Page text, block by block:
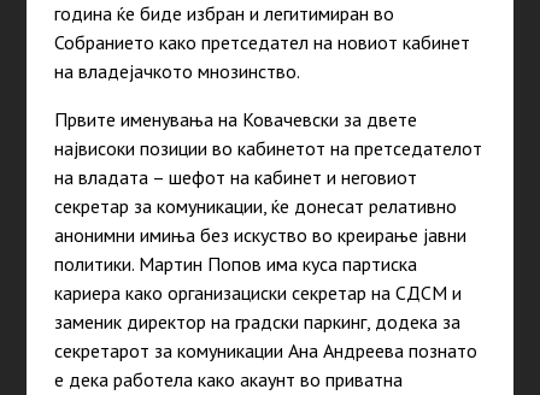
година ќе биде избран и легитимиран во
Собранието како претседател на новиот кабинет
на владејачкото мнозинство.
Првите именувања на Ковачевски за двете
највисоки позиции во кабинетот на претседателот
на владата – шефот на кабинет и неговиот
секретар за комуникации, ќе донесат релативно
анонимни имиња без искуство во креирање јавни
политики. Мартин Попов има куса партиска
кариера како организациски секретар на СДСМ и
заменик директор на градски паркинг, додека за
секретарот за комуникации Ана Андреева познато
е дека работела како акаунт во приватна